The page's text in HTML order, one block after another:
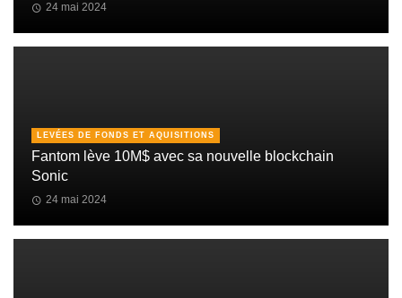
24 mai 2024
LEVÉES DE FONDS ET AQUISITIONS
Fantom lève 10M$ avec sa nouvelle blockchain
Sonic
24 mai 2024